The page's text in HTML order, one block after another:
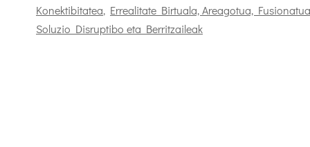
Konektibitatea, Errealitate Birtuala, Areagotua, Fusionatua
Soluzio Disruptibo eta Berritzaileak